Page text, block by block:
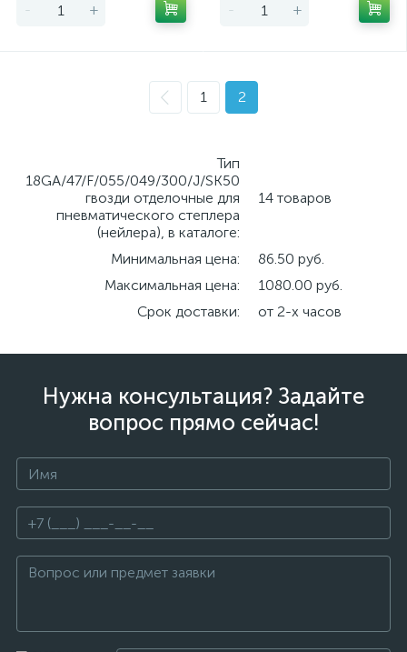
- + - +
1 2
Тип
18GA/47/F/055/049/300/J/SK50
гвозди отделочные для
пневматического степлера
(нейлера), в каталоге:
14 товаров
Минимальная цена:
86.50 руб.
Максимальная цена:
1080.00 руб.
Срок доставки:
от 2-х часов
Нужна консультация? Задайте
вопрос прямо сейчас!